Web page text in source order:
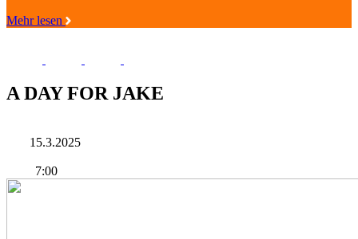
Mehr lesen
A DAY FOR JAKE
15.3.2025
7:00